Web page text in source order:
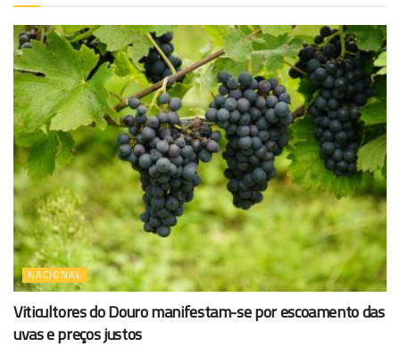
NACIONAL
Viticultores do Douro manifestam-se por escoamento das
uvas e preços justos